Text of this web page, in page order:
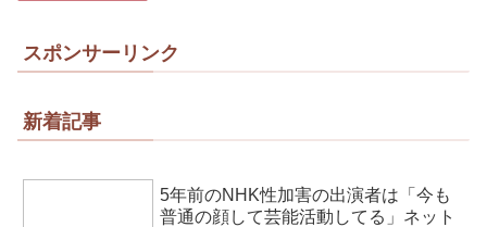
スポンサーリンク
新着記事
5年前のNHK性加害の出演者は「今も
普通の顔して芸能活動してる」ネット